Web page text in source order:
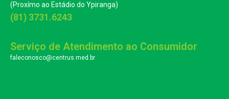
(Proxímo ao Estádio do Ypiranga)
(81) 3731.6243
Serviço de Atendimento ao Consumidor
faleconosco@centrus.med.br